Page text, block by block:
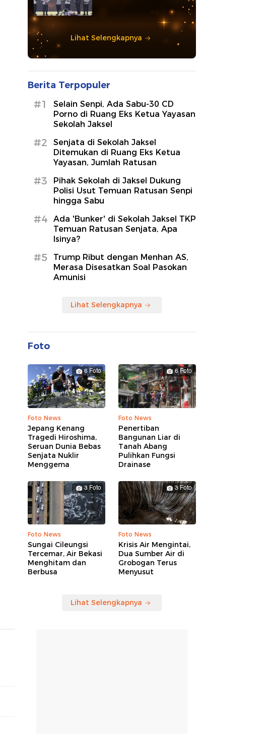
Lihat Selengkapnya
Berita Terpopuler
#1
Selain Senpi, Ada Sabu-30 CD
Porno di Ruang Eks Ketua Yayasan
Sekolah Jaksel
#2
Senjata di Sekolah Jaksel
Ditemukan di Ruang Eks Ketua
Yayasan, Jumlah Ratusan
#3
Pihak Sekolah di Jaksel Dukung
Polisi Usut Temuan Ratusan Senpi
hingga Sabu
#4
Ada 'Bunker' di Sekolah Jaksel TKP
Temuan Ratusan Senjata, Apa
Isinya?
#5
Trump Ribut dengan Menhan AS,
Merasa Disesatkan Soal Pasokan
Amunisi
Lihat Selengkapnya
Foto
6 Foto
Foto News
Jepang Kenang
Tragedi Hiroshima,
Seruan Dunia Bebas
Senjata Nuklir
Menggema
6 Foto
Foto News
Penertiban
Bangunan Liar di
Tanah Abang
Pulihkan Fungsi
Drainase
3 Foto
Foto News
Sungai Cileungsi
Tercemar, Air Bekasi
Menghitam dan
Berbusa
3 Foto
Foto News
Krisis Air Mengintai,
Dua Sumber Air di
Grobogan Terus
Menyusut
Lihat Selengkapnya